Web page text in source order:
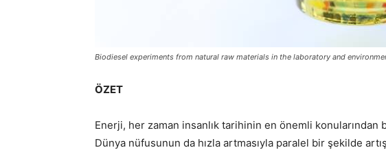
Biodiesel experiments from natural raw materials in the laboratory and
ÖZET
Enerji, her zaman insanlık tarihinin en önemli
Dünya nüfusunun da hızla artmasıyla paralel bir şekilde